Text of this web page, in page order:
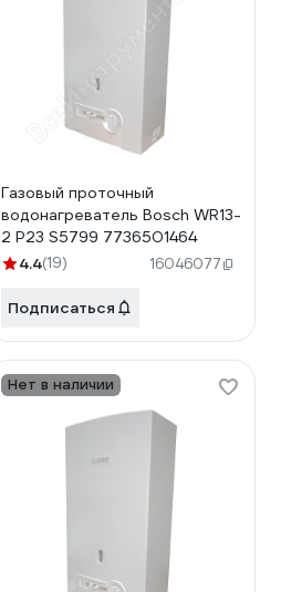
Газовый проточный
водонагреватель Bosch WR13-
2 P23 S5799 7736501464
4.4(19) 16046077
Подписаться
Нет в наличии